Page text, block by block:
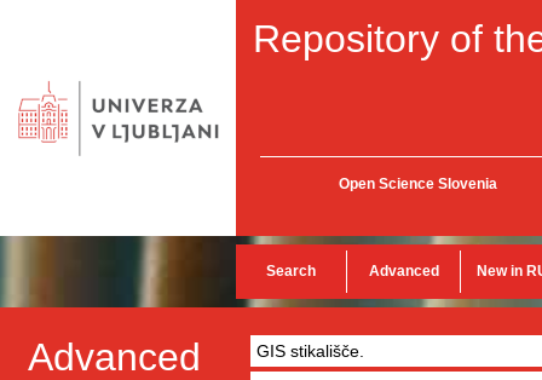
Repository of
Open Science Slovenia
Search Advanced New in
Advanced